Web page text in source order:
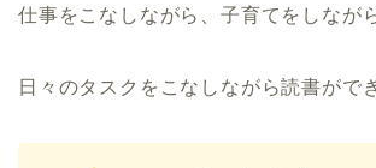
仕事をこなしながら、子育てをしなが
日々のタスクをこなしながら読書がで